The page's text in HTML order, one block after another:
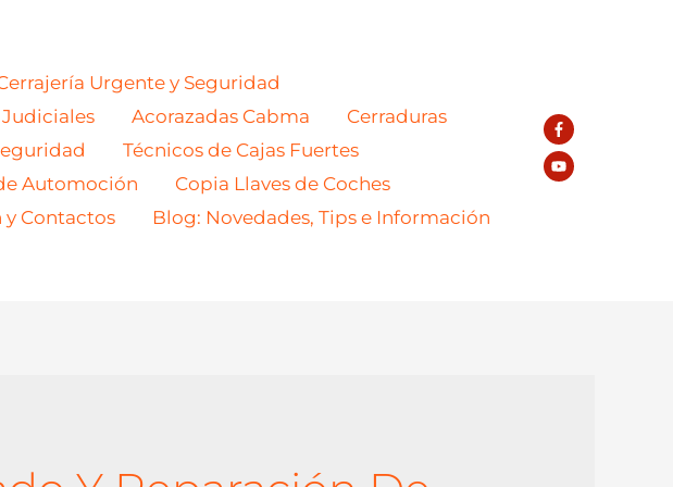
Urgente y Seguridad
Acorazadas Cabma
Cerraduras
Técnicos de Cajas Fuertes
Automoción
Copia Llaves de Coches
Contactos
Blog: Novedades, Tips e Información